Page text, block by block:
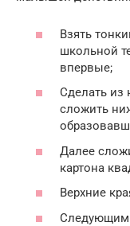
Взять
школьной
впервые;
Сделать из
сложить
Далее
картона
Верхние
Следующим